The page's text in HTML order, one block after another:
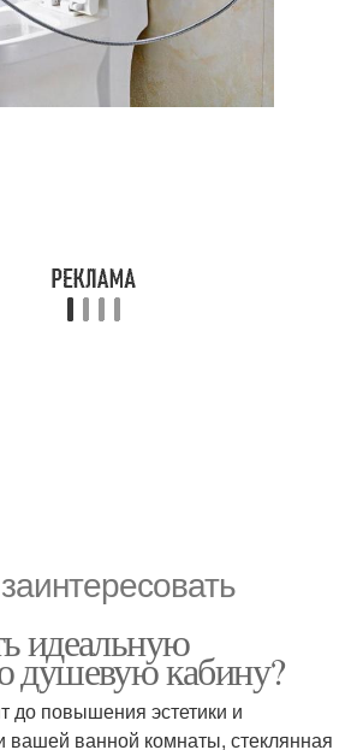
идеальную
душевую кабину?
до повышения эстетики и
вашей ванной комнаты, стеклянная